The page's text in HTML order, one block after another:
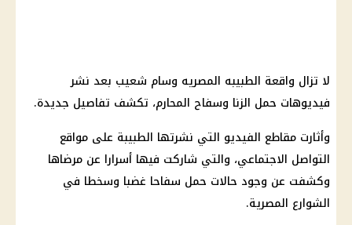
لا تزال واقعة الطبيبه المصريه وسام شعيب بعد نشر
فيديوهات حمل الزنا وسفاح المحارم، تكشف تفاصيل جديدة.
وأثارت مقاطع الفيديو التي نشرتها الطبيبة على مواقع
التواصل الاجتماعي، والتي شاركت فيها أسرارا عن مرضاها
وكشفت عن وجود حالات حمل سفاحا غضبا وسخطا في
الشوارع المصرية.